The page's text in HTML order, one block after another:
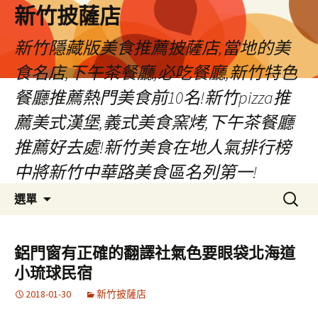
新竹披薩店
新竹隱藏版美食推薦披薩店,當地的美
食名店,下午茶餐廳,必吃餐廳,新竹特色
餐廳推薦熱門美食前10名!新竹pizza推
薦美式漢堡,義式美食窯烤,下午茶餐廳
推薦好去處!新竹美食在地人氣排行榜
中將新竹中華路美食區名列第一!
選單
要
內
容
搜
尋
鍵
字:
鋁門窗有正確的翻譯社氣色要眼袋北海道
小琉球民宿
2018-01-30 新竹披薩店